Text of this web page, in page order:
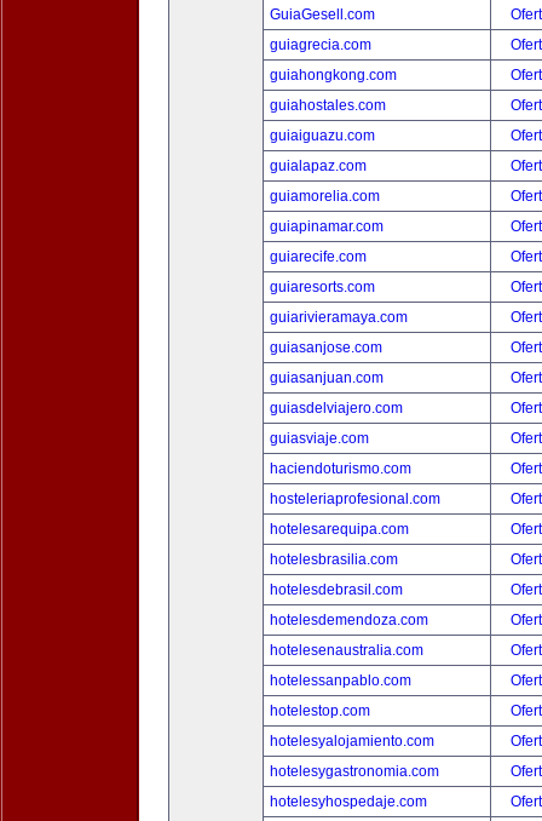
GuiaGesell.com
guiagrecia.com
guiahongkong.com
guiahostales.com
guiaiguazu.com
guialapaz.com
guiamorelia.com
guiapinamar.com
guiarecife.com
guiaresorts.com
guiarivieramaya.com
guiasanjose.com
guiasanjuan.com
guiasdelviajero.com
guiasviaje.com
haciendoturismo.com
hosteleriaprofesional.com
hotelesarequipa.com
hotelesbrasilia.com
hotelesdebrasil.com
hotelesdemendoza.com
hotelesenaustralia.com
hotelessanpablo.com
hotelestop.com
hotelesyalojamiento.com
hotelesygastronomia.com
hotelesyhospedaje.com